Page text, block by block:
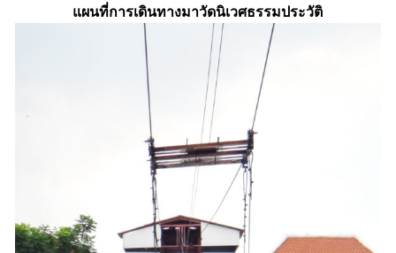
แผนที่การเดินทางมาวัดนิเวศธรรมประวัติ